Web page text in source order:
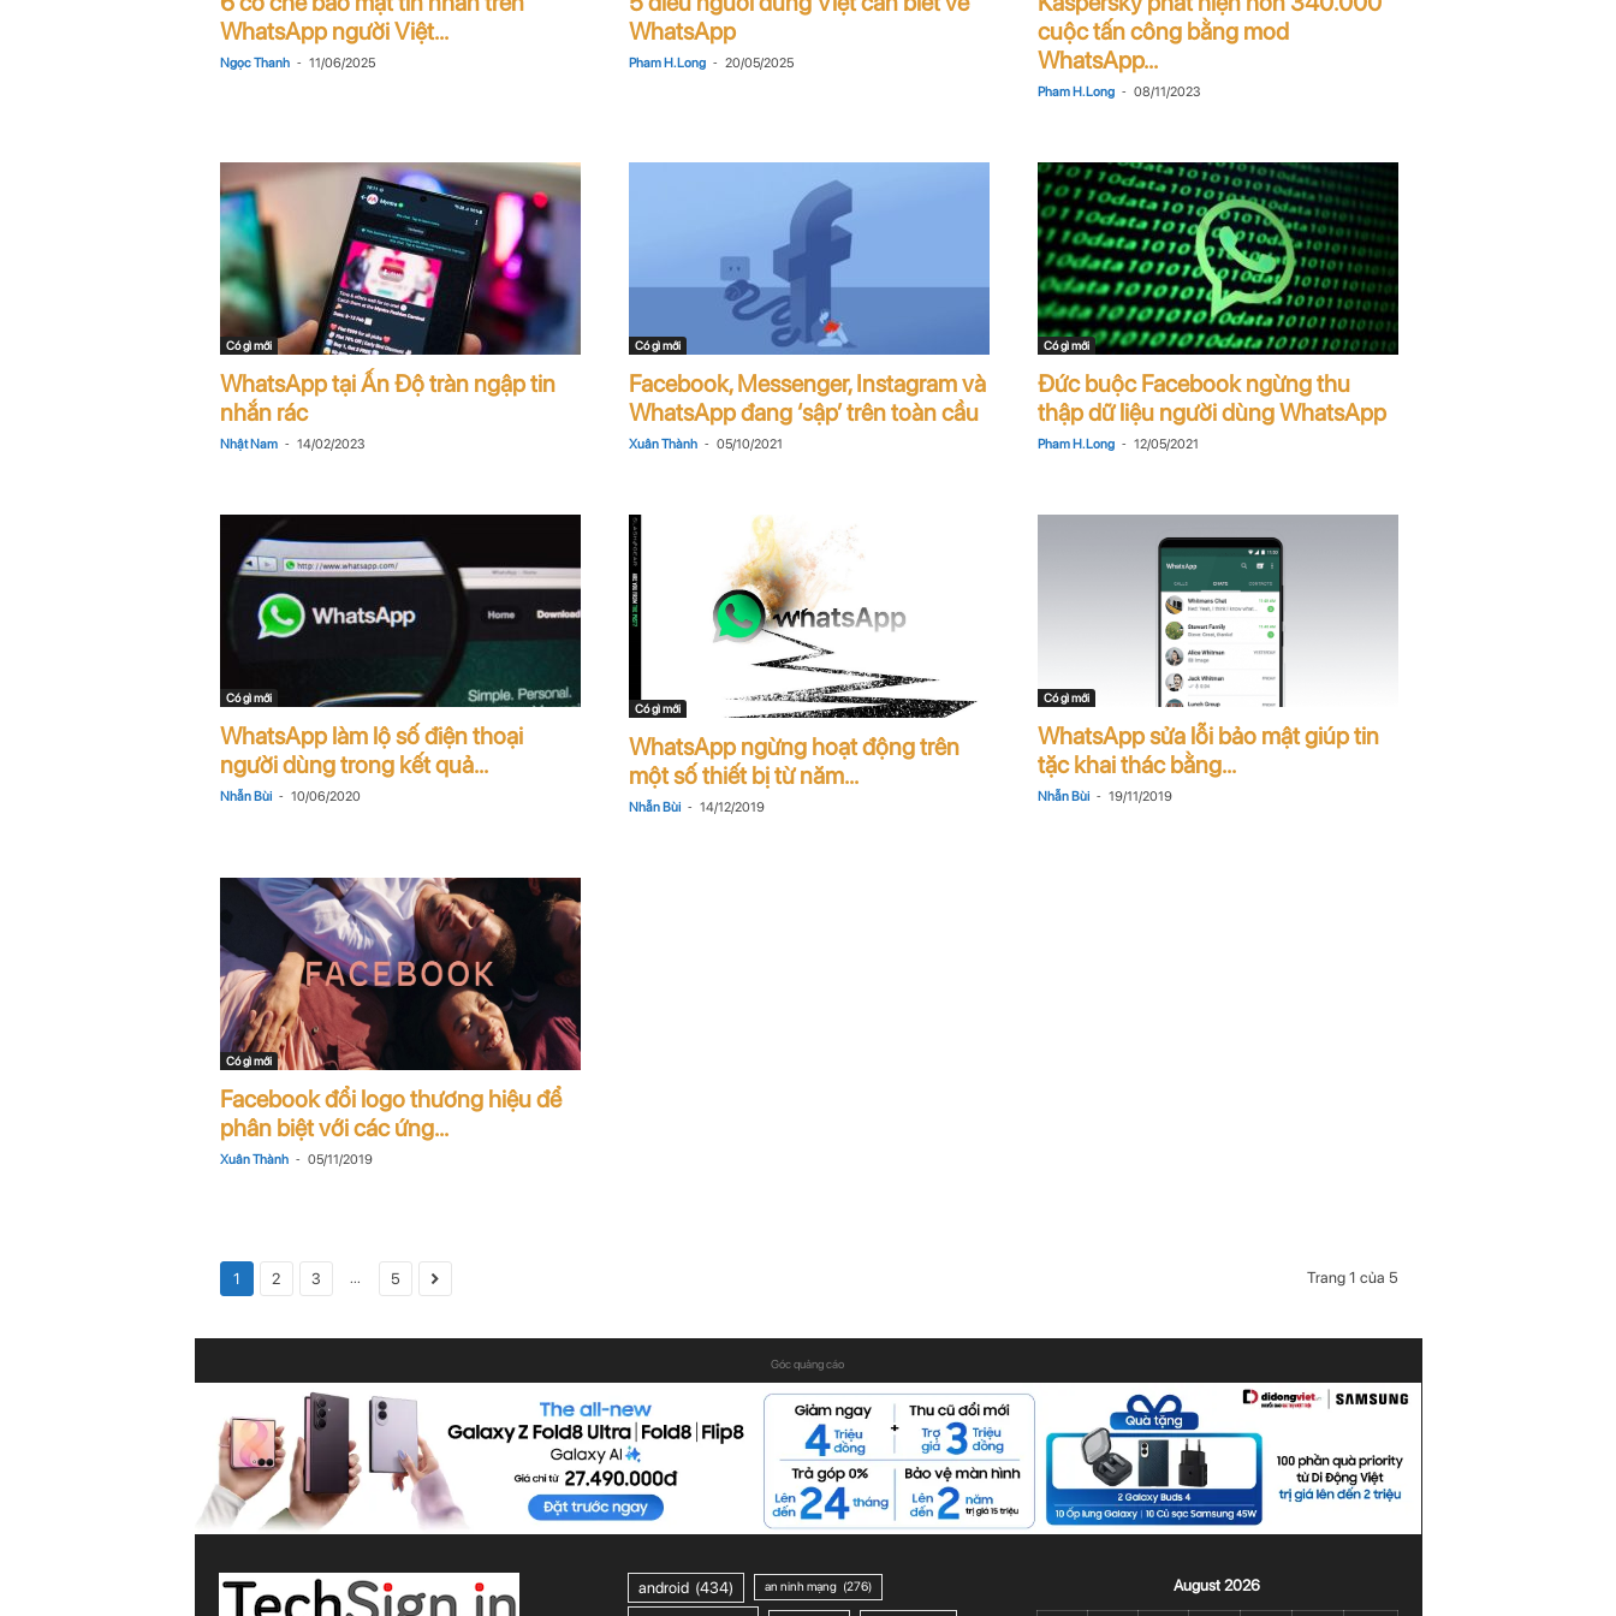
n
c
o
m
WhatsApp người Việt...
Ngọc Thanh - 11/06/2025
WhatsApp
Pham H. Long - 20/05/2025
cuộc tấn công bằng mod
WhatsApp...
Pham H. Long - 08/11/2023
Có gì mới
WhatsApp tại Ấn Độ tràn ngập tin
nhắn rác
Nhật Nam - 14/02/2023
Có gì mới
Facebook, Messenger, Instagram và
WhatsApp đang ‘sập’ trên toàn cầu
Xuân Thành - 05/10/2021
Có gì mới
Đức buộc Facebook ngừng thu
thập dữ liệu người dùng WhatsApp
Pham H. Long - 12/05/2021
Có gì mới
WhatsApp làm lộ số điện thoại
người dùng trong kết quả...
Nhẫn Bùi - 10/06/2020
Có gì mới
WhatsApp ngừng hoạt động trên
một số thiết bị từ năm...
Nhẫn Bùi - 14/12/2019
Có gì mới
WhatsApp sửa lỗi bảo mật giúp tin
tặc khai thác bằng...
Nhẫn Bùi - 19/11/2019
Có gì mới
Facebook đổi logo thương hiệu để
phân biệt với các ứng...
Xuân Thành - 05/11/2019
1 2 3 ... 5 Trang 1 của 5
Góc quảng cáo
android (434) an ninh mạng (276) August 2026